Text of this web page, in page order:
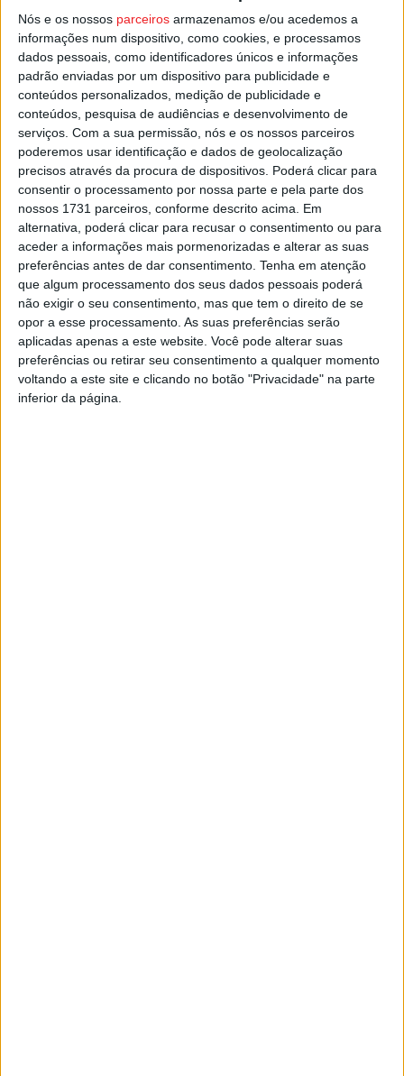
Nós e os nossos parceiros armazenamos e/ou acedemos a
informações num dispositivo, como cookies, e processamos
dados pessoais, como identificadores únicos e informações
padrão enviadas por um dispositivo para publicidade e
conteúdos personalizados, medição de publicidade e
conteúdos, pesquisa de audiências e desenvolvimento de
serviços. Com a sua permissão, nós e os nossos parceiros
poderemos usar identificação e dados de geolocalização
precisos através da procura de dispositivos. Poderá clicar para
consentir o processamento por nossa parte e pela parte dos
nossos 1731 parceiros, conforme descrito acima. Em
alternativa, poderá clicar para recusar o consentimento ou para
aceder a informações mais pormenorizadas e alterar as suas
preferências antes de dar consentimento. Tenha em atenção
que algum processamento dos seus dados pessoais poderá
não exigir o seu consentimento, mas que tem o direito de se
opor a esse processamento. As suas preferências serão
aplicadas apenas a este website. Você pode alterar suas
preferências ou retirar seu consentimento a qualquer momento
voltando a este site e clicando no botão "Privacidade" na parte
inferior da página.
às 13:00, entre 03 de novembro e 31 de dezembro.
Esta e outras notícias para ouvir na Estação Diária – 96.8
FM ou emwww.968.fm
Pub
TAGS Exposição Sátão
Artigo anterior
Académico continua sem
Próximo artigo